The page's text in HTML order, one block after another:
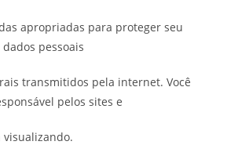
apropriadas para proteger seu
pessoais
transmitidos pela internet. Você
pelos sites e
visualizando.